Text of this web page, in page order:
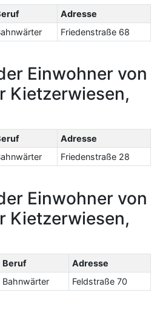
Adresse
Friedenstraße 68
Einwohner von
Kietzerwiesen,
Adresse
Friedenstraße 28
Einwohner von
Kietzerwiesen,
Beruf
Adresse
Bahnwärter Feldstraße 70